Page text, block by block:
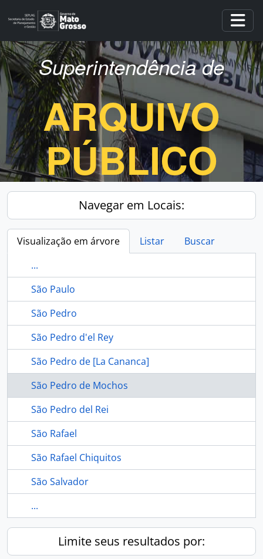
Skip to main content
Superintendência de
ARQUIVO
PÚBLICO
Navegar em Locais:
Visualização em árvore Listar
Buscar
...
São Paulo
São Pedro
São Pedro d'el Rey
São Pedro de [La Cananca]
São Pedro de Mochos
São Pedro del Rei
São Rafael
São Rafael Chiquitos
São Salvador
...
Limite seus resultados por: